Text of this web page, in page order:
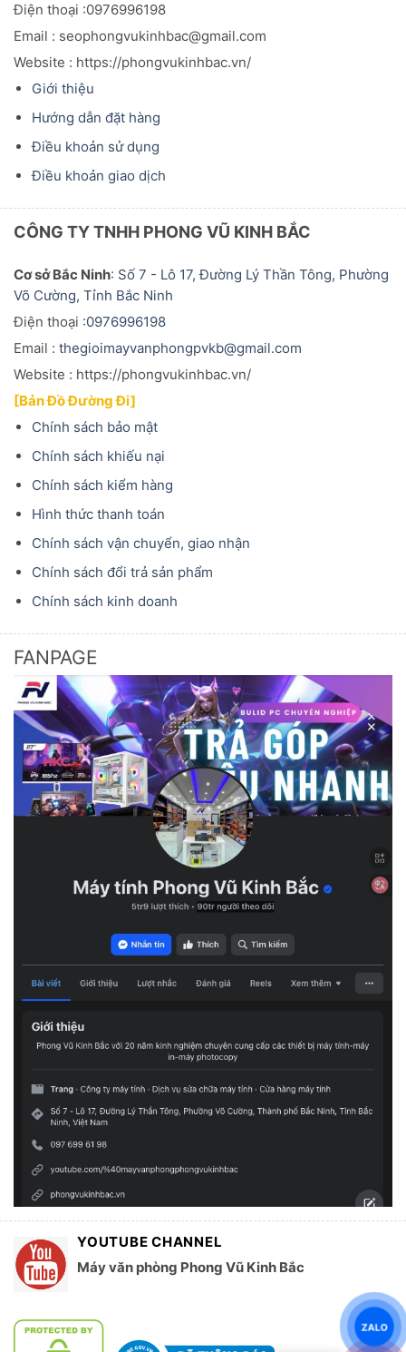
ZALO
Điện thoại :0976996198
Email : seophongvukinhbac@gmail.com
Website : https://phongvukinhbac.vn/
Giới thiệu
Hướng dẫn đặt hàng
Điều khoản sử dụng
Điều khoản giao dịch
CÔNG TY TNHH PHONG VŨ KINH BẮC
Cơ sở Bắc Ninh: Số 7 - Lô 17, Đường Lý Thần Tông, Phường
Võ Cường, Tỉnh Bắc Ninh
Điện thoại :0976996198
Email : thegioimayvanphongpvkb@gmail.com
Website : https://phongvukinhbac.vn/
[Bản Đồ Đường Đi]
Chính sách bảo mật
Chính sách khiếu nại
Chính sách kiểm hàng
Hình thức thanh toán
Chính sách vận chuyển, giao nhận
Chính sách đổi trả sản phẩm
Chính sách kinh doanh
FANPAGE
YOUTUBE CHANNEL
Máy văn phòng Phong Vũ Kinh Bắc